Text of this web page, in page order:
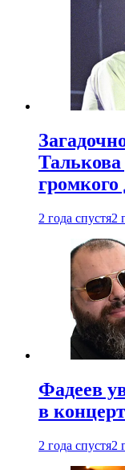
громкого
2 года спустя2
Фадеев
в
2 года спустя2